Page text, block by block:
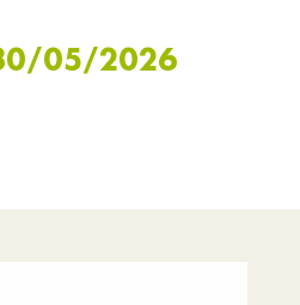
30/05/2026